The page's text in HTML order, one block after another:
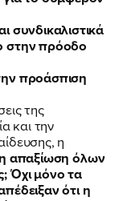
συνδικαλιστικά
στην πρόοδο
προάσπιση
της
και την
η
η απαξίωση όλων
Όχι μόνο τα
ότι η